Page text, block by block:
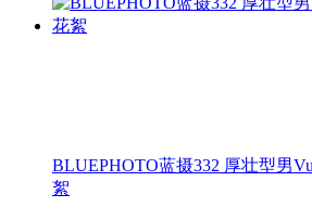
BLUEPHOTO蓝摄332 厚壮型男
絮